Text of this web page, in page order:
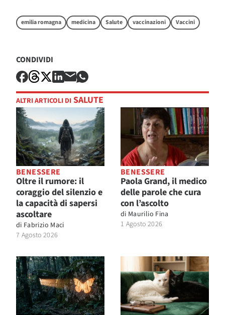
emilia romagna medicina Salute vaccinazioni Vaccini
CONDIVIDI
ALTRI ARTICOLI DI SALUTE
BENESSERE
Oltre il rumore: il
coraggio del silenzio e
la capacità di sapersi
ascoltare
di Fabrizio Maci
7 Agosto 2026
BENESSERE
Paola Grand, il medico
delle parole che cura
con l’ascolto
di Maurilio Fina
1 Agosto 2026